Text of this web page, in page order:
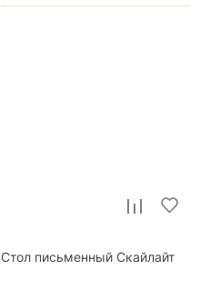
Стол письменный Скайлайт